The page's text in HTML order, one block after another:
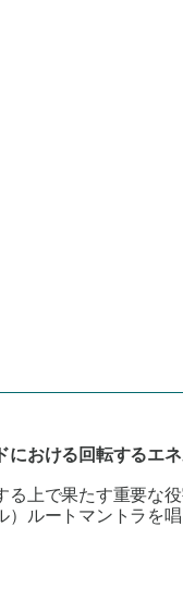
おける回転するエ
上で果たす重要な
）ルートマントラを